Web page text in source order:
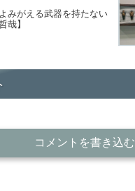
みがえる武器を持たない
哉】
コメントを書き込む